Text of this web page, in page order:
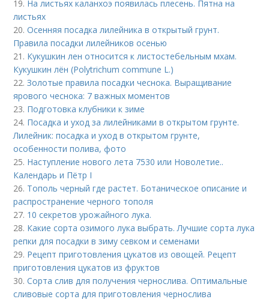
19. На листьях каланхоэ появилась плесень. Пятна на
листьях
20.Осенняя посадка лилейника в открытый грунт.
Правила посадки лилейников осенью
21. Кукушкин лен относится к листостебельным мхам.
Кукушкин лён (Polytrichum commune L.)
22.Золотые правила посадки чеснока. Выращивание
ярового чеснока: 7 важных моментов
23. Подготовка клубники к зиме
24. Посадка и уход за лилейниками в открытом грунте.
Лилейник: посадка и уход в открытом грунте,
особенности полива, фото
25. Наступление нового лета 7530 или Новолетие..
Календарь и Пётр I
26. Тополь черный где растет. Ботаническое описание и
распространение черного тополя
27. 10 секретов урожайного лука.
28. Какие сорта озимого лука выбрать. Лучшие сорта лука
репки для посадки в зиму севком и семенами
29. Рецепт приготовления цукатов из овощей. Рецепт
приготовления цукатов из фруктов
30.Сорта слив для получения чернослива. Оптимальные
сливовые сорта для приготовления чернослива